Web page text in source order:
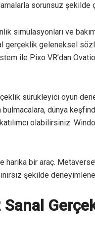
sorunsuz şekilde
simülasyonları ve
geleneksel
ile Pixo VR’dan
sürükleyici oyun
dünya
olabilirsiniz.
harika bir araç.
şekilde
Sanal